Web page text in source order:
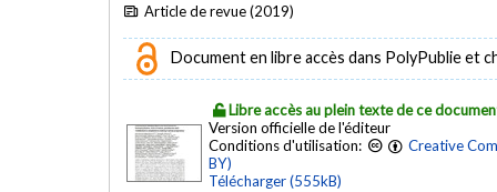
Article de revue (2019)
Document en libre accès dans PolyPublie et
Libre accès au plein texte de ce
Version officielle de l'éditeur
Conditions d'utilisation:
Creative
BY)
Télécharger (555kB)